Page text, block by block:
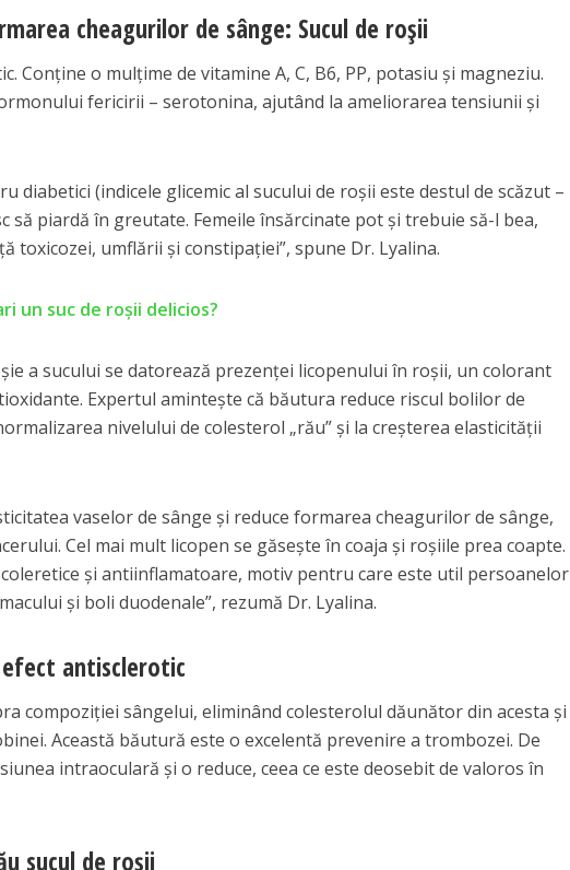
cheagurilor de sânge: Sucul de roșii
Conține o mulțime de vitamine A, C, B6, PP, potasiu și magneziu.
fericirii – serotonina, ajutând la ameliorarea tensiunii și
diabetici (indicele glicemic al sucului de roșii este destul de scăzut –
să piardă în greutate. Femeile însărcinate pot și trebuie să-l bea,
toxicozei, umflării și constipației”, spune Dr. Lyalina.
un suc de roșii delicios?
a sucului se datorează prezenței licopenului în roșii, un colorant
Expertul amintește că băutura reduce riscul bolilor de
nivelului de colesterol „rău” și la creșterea elasticității
vaselor de sânge și reduce formarea cheagurilor de sânge,
Cel mai mult licopen se găsește în coaja și roșiile prea coapte.
și antiinflamatoare, motiv pentru care este util persoanelor
și boli duodenale”, rezumă Dr. Lyalina.
antisclerotic
compoziției sângelui, eliminând colesterolul dăunător din acesta și
Această băutură este o excelentă prevenire a trombozei. De
intraoculară și o reduce, ceea ce este deosebit de valoros în
sucul de roșii